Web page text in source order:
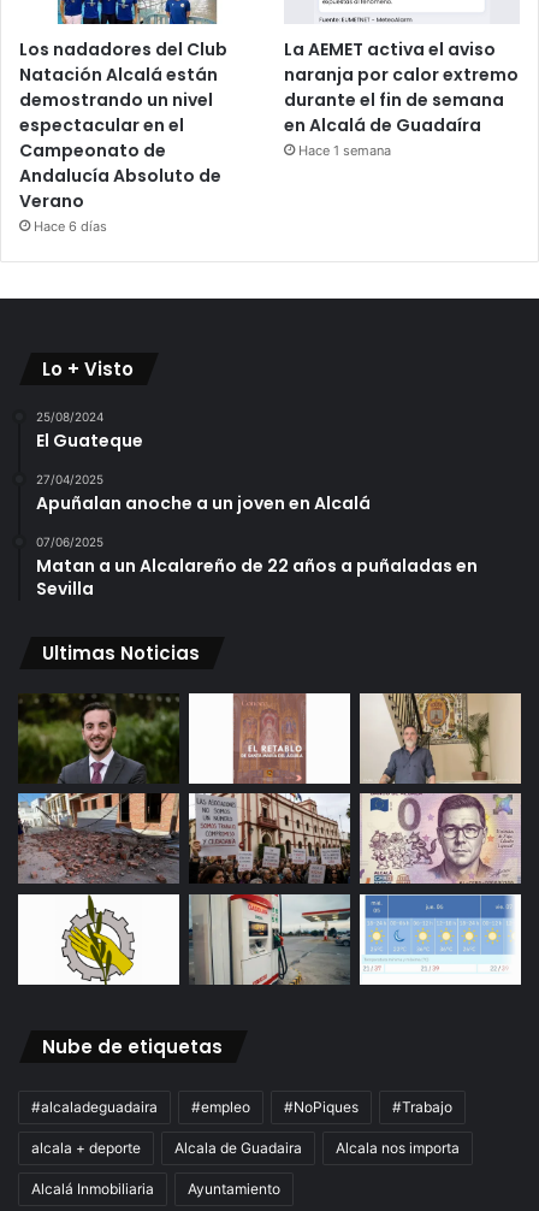
Los nadadores del Club
Natación Alcalá están
demostrando un nivel
espectacular en el
Campeonato de
Andalucía Absoluto de
Verano
Hace 6 días
La AEMET activa el aviso
naranja por calor extremo
durante el fin de semana
en Alcalá de Guadaíra
Hace 1 semana
Lo + Visto
25/08/2024
El Guateque
27/04/2025
Apuñalan anoche a un joven en Alcalá
07/06/2025
Matan a un Alcalareño de 22 años a puñaladas en
Sevilla
Ultimas Noticias
Nube de etiquetas
#alcaladeguadaira #empleo #NoPiques #Trabajo
alcala + deporte Alcala de Guadaira Alcala nos importa
Alcalá Inmobiliaria Ayuntamiento